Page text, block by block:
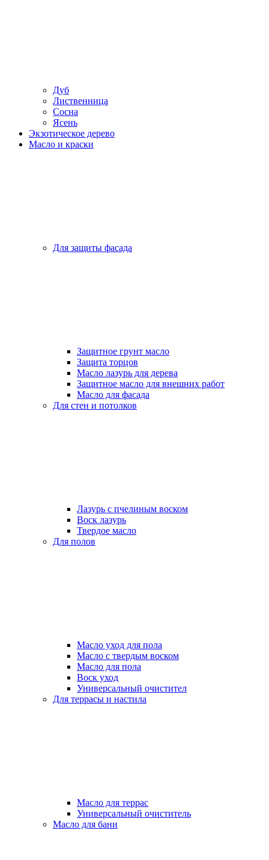
Дуб
Лиственница
Сосна
Ясень
Экзотическое дерево
Масло и краски
Для защиты фасада
Защитное грунт масло
Защита торцов
Масло лазурь для дерева
Защитное масло для внешних работ
Масло для фасада
Для стен и потолков
Лазурь с пчелиным воском
Воск лазурь
Твердое масло
Для полов
Масло уход для пола
Масло с твердым воском
Масло для пола
Воск уход
Универсальный очистител
Для террасы и настила
Масло для террас
Универсальный очиститель
Масло для бани